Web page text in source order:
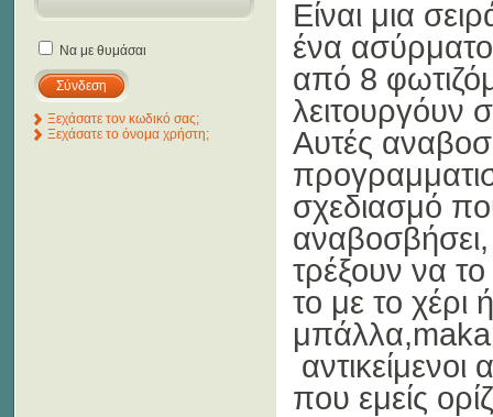
Είναι μια
ένα
από 8
λειτουργόυν
Αυτές
σχεδιασμό
τρέξουν να
το με το χέρι
που εμείς
Να με θυμάσαι
Ξεχάσατε τον κωδικό σας;
Ξεχάσατε το όνομα χρήστη;